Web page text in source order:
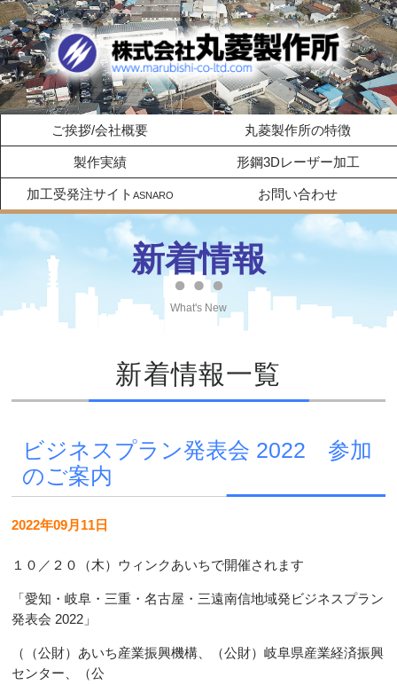
ご挨拶/会社概要 丸菱製作所の特徴
製作実績 形鋼3Dレーザー加工
加工受発注サイト ASNARO お問い合わせ
新着情報
What's New
新着情報一覧
ビジネスプラン発表会 2022 参加
のご案内
2022年09月11日
１０／２０（木）ウィンクあいちで開催されます
「愛知・岐阜・三重・名古屋・三遠南信地域発ビジネスプラン
発表会 2022」
（（公財）あいち産業振興機構、（公財）岐阜県産業経済振興
センター、（公